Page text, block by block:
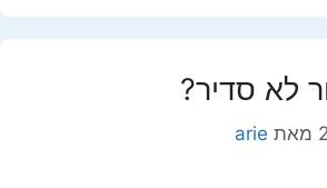
לא סדיר?
מאת arie